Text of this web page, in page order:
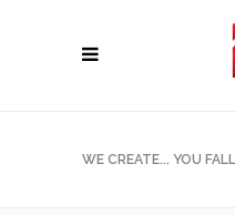
WE CREATE... YOU